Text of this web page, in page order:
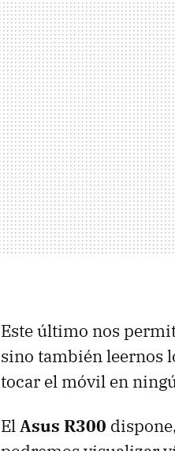
Este último nos
sino también leernos
tocar el móvil en
ElAsus R300